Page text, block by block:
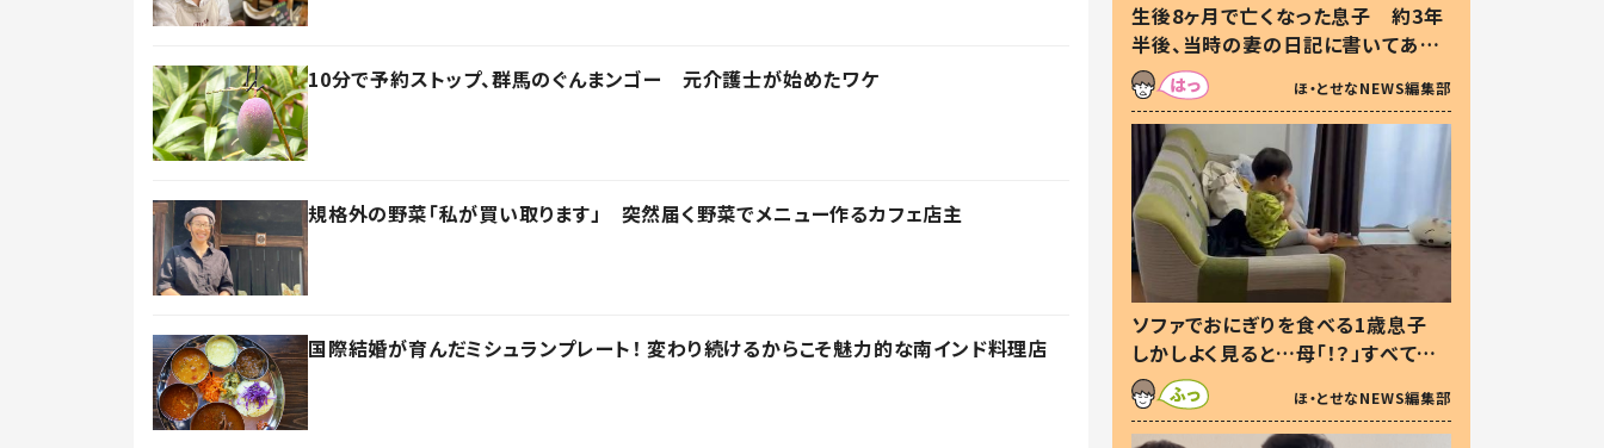
10分で予約ストップ、群馬のぐんまンゴー 元介護士が始めたワケ
規格外の野菜「私が買い取ります」 突然届く野菜でメニュー作るカフェ店主
国際結婚が育んだミシュランプレート！ 変わり続けるからこそ魅力的な南インド料理店
生後8ヶ月で亡くなった息子 約3年
半後、当時の妻の日記に書いてあっ
た本音とは
ほ・とせなNEWS編集部
ソファでおにぎりを食べる1歳息子
しかしよく見ると…母「！？」すべてを
察した母の投稿に「可愛いから許
す！」「現行犯〜」
ほ・とせなNEWS編集部